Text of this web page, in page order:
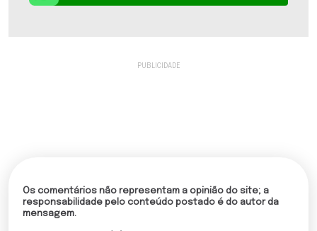
Os comentários não representam a opinião do site; a
responsabilidade pelo conteúdo postado é do autor da
mensagem.